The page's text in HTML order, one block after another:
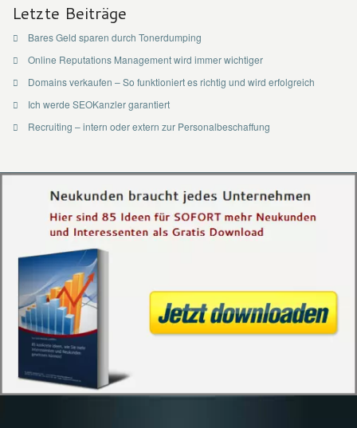
Letzte Beiträge
Bares Geld sparen durch Tonerdumping
Online Reputations Management wird immer wichtiger
Domains verkaufen – So funktioniert es richtig und wird erfolgreich
Ich werde SEOKanzler garantiert
Recruiting – intern oder extern zur Personalbeschaffung